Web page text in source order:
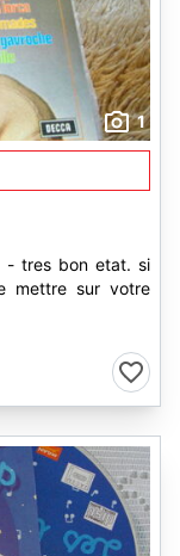
1
- tres bon etat. si
mettre sur votre